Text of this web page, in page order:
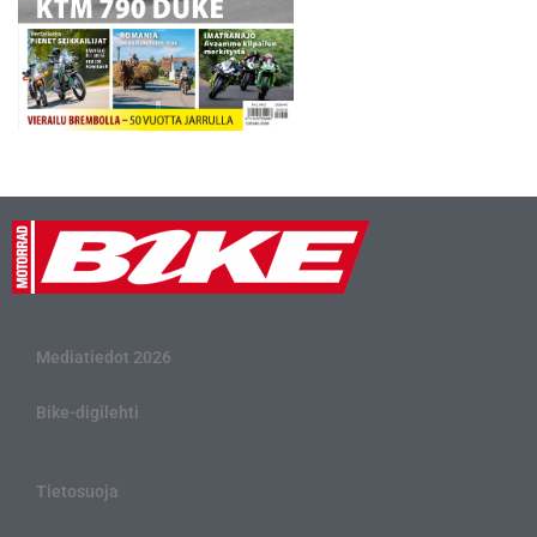
Mediatiedot 2026
Bike-digilehti
Tietosuoja